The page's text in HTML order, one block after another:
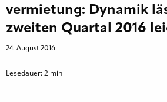
vermietung: Dynamik
zweiten Quartal 2016
24. August 2016
Lesedauer:2 min